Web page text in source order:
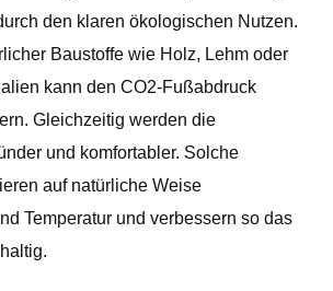
den klaren ökologischen Nutzen.
Baustoffe wie Holz, Lehm oder
kann den CO2-Fußabdruck
Gleichzeitig werden die
und komfortabler. Solche
auf natürliche Weise
Temperatur und verbessern so das